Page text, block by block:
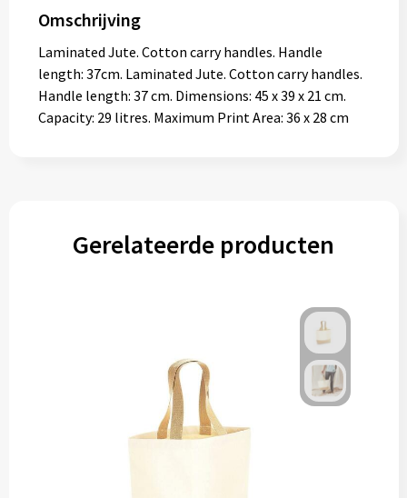
Omschrijving
Laminated Jute. Cotton carry handles. Handle
length: 37cm. Laminated Jute. Cotton carry handles.
Handle length: 37 cm. Dimensions: 45 x 39 x 21 cm.
Capacity: 29 litres. Maximum Print Area: 36 x 28 cm
Gerelateerde producten